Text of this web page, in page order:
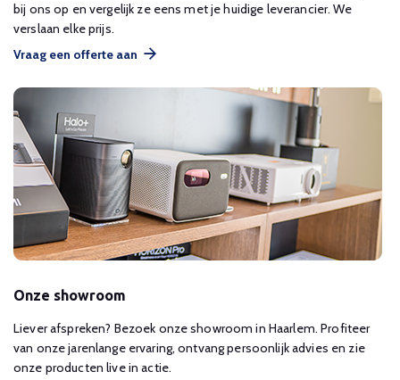
bij ons op en vergelijk ze eens met je huidige leverancier. We
verslaan elke prijs.
Vraag een offerte aan
Onze showroom
Liever afspreken? Bezoek onze showroom in Haarlem. Profiteer
van onze jarenlange ervaring, ontvang persoonlijk advies en zie
onze producten live in actie.